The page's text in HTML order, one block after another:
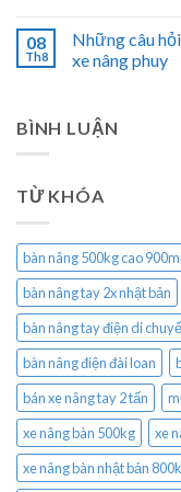
08
Th8
Những câu
xe nâng phuy
BÌNH LUẬN
TỪ KHÓA
bàn nâng 500kg cao
bàn nâng tay 2x nhật bản
bàn nâng tay điện di
bàn nâng điện đài loan
bán xe nâng tay 2 tấn
xe nâng bàn 500kg
xe
xe nâng bàn nhật bản